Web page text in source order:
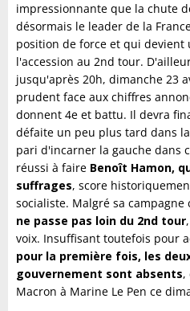
impressionnante que la chute
désormais le leader de la
position de force et qui devient
l'accession au 2nd tour.
jusqu'après 20h, dimanche 23
prudent face aux chiffres
donnent 4e et battu. Il devra
défaite un peu plus tard dans
pari d'incarner la gauche dans
réussi à faire Benoît Hamon,
suffrages, score
socialiste. Malgré sa campagne
ne passe pas loin du 2nd tour
voix. Insuffisant toutefois pour
pour la première fois, les
gouvernement sont absents,
Macron à Marine Le Pen ce